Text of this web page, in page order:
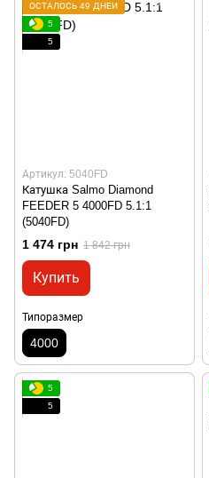
ОСТАЛОСЬ 49 ДНЕЙ
5
5
Артикул: 5040FD
Катушка Salmo Diamond
FEEDER 5 4000FD 5.1:1
(5040FD)
1 474 грн 1 842 грн
Купить
Типоразмер
4000
5
5